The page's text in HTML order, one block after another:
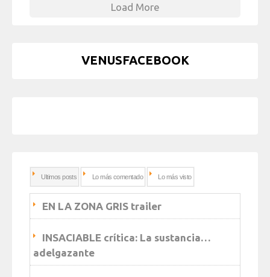
Load More
VENUSFACEBOOK
Ultimos posts Lo más comentado Lo más visto
EN LA ZONA GRIS trailer
INSACIABLE crítica: La sustancia…
adelgazante